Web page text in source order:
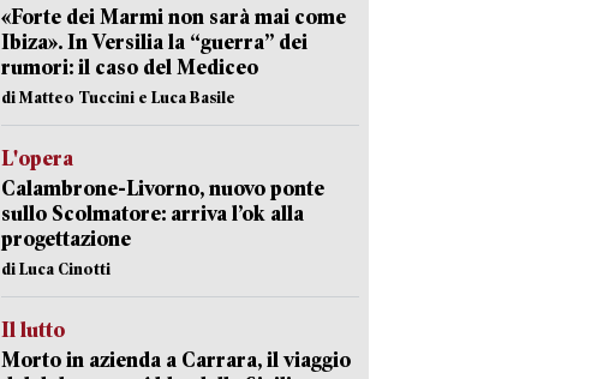
«Forte dei Marmi non sarà mai come
Ibiza». In Versilia la “guerra” dei
rumori: il caso del Mediceo
di Matteo Tuccini e Luca Basile
L'opera
Calambrone-Livorno, nuovo ponte
sullo Scolmatore: arriva l’ok alla
progettazione
di Luca Cinotti
Il lutto
Morto in azienda a Carrara, il viaggio